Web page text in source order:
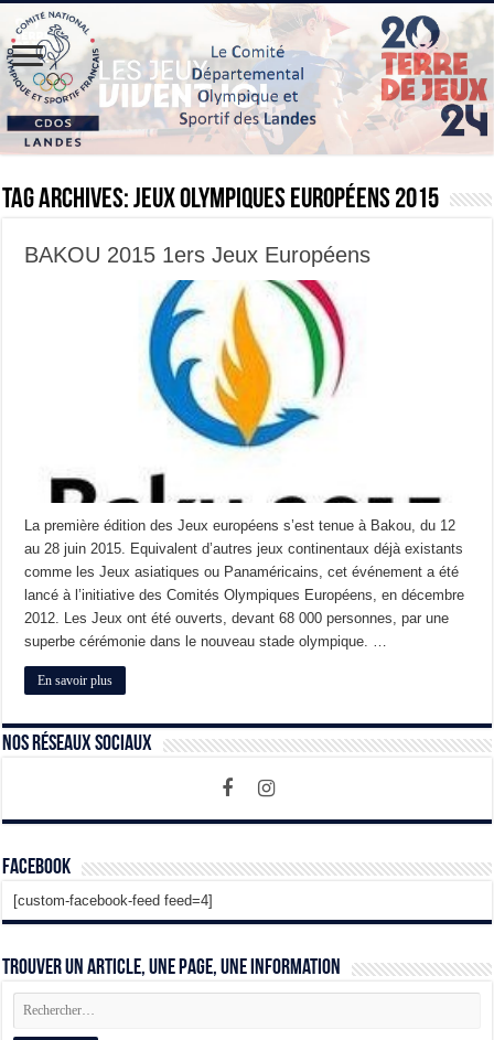
Tag Archives:jeux olympiques européens 2015
BAKOU 2015 1ers Jeux Européens
La première édition des Jeux européens s’est tenue à Bakou, du 12
au 28 juin 2015. Equivalent d’autres jeux continentaux déjà existants
comme les Jeux asiatiques ou Panaméricains, cet événement a été
lancé à l’initiative des Comités Olympiques Européens, en décembre
2012. Les Jeux ont été ouverts, devant 68 000 personnes, par une
superbe cérémonie dans le nouveau stade olympique. …
En savoir plus
Nos Réseaux Sociaux
Facebook
[custom-facebook-feed feed=4]
Trouver un article, une page, une information